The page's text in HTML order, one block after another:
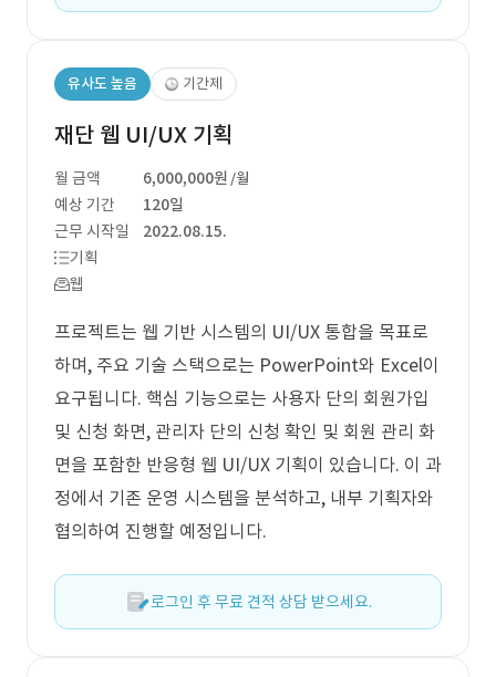
유사도 높음 기간제
재단 웹 UI/UX 기획
월 금액 6,000,000원 /월
예상 기간
120일
근무 시작일
2022.08.15.
기획
웹
프로젝트는 웹 기반 시스템의 UI/UX 통합을 목표로
하며, 주요 기술 스택으로는 PowerPoint와 Excel이
요구됩니다. 핵심 기능으로는 사용자 단의 회원가입
및 신청 화면, 관리자 단의 신청 확인 및 회원 관리 화
면을 포함한 반응형 웹 UI/UX 기획이 있습니다. 이 과
정에서 기존 운영 시스템을 분석하고, 내부 기획자와
협의하여 진행할 예정입니다.
로그인 후 무료 견적 상담 받으세요.